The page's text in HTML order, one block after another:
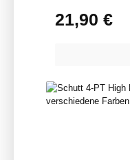
Regulärer Preis:
21,90 €